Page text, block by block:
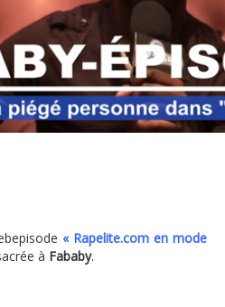
« Rapelite.com en mode
à Fababy.